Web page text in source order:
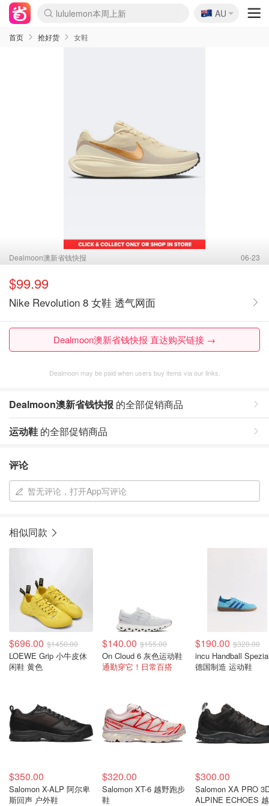
lululemon本周上新
SSENSE年中3折
FreshBeauty好价汇总
Cettire降价+叠9折
Farfetch折上8折
WWS Coles超市实拍
viagogo二手票捡漏
Myer清仓1折起
The Outnet奢牌1折起
David Jones 3折起
Flannels大牌1折
Perfumes Club护肤1折
AMIRO返校季6.2折
Oweek抽奖送Airpods
Amazon折扣汇总
eToro入金$200送$50
Amazon数码好物
ICONIC本周7.5折
ThedoubleF高奢地板价
Moose Knuckles 6折
丝芙兰5折起
EUFY官网3.7折起
Selenichast首饰2折
Trip机票酒店促销
YSL送5件彩妆礼
Amazon家居好物
BIGBANG巡演开票
David Jones时尚3折
Amazon美妆护肤
雅漾大喷$8
过敏原检测盒$33
伊索独家赠50ml沐浴露
科颜氏送高保湿面霜
SEALIFE海洋馆门票6折
丝塔芙大白罐$16
订阅Newsletter送香薰
Cult Beauty 6.8折
Harrods圣诞日历2.3折
LN-CC奢牌私促3折
d'Alba空姐喷雾$16
EVE LOM套装逆天2折
Bernardelli独家4折
Adore Beauty 6折起
CT圣诞日历
Mytheresa奢品2.7折
🇦🇺
AU
首页 抢好货 女鞋
Dealmoon澳新省钱快报 06-23
$99.99
Nike Revolution 8 女鞋 透气网面
Dealmoon澳新省钱快报 直达购买链接 →
Dealmoon may be paid when users buy items via our links.
Dealmoon澳新省钱快报 的全部促销商品
运动鞋 的全部促销商品
评论
暂无评论，打开App写评论
相似同款
$696.00 $1450.00
LOEWE Grip 小牛皮休
闲鞋 黄色
$140.00 $155.00
On Cloud 6 灰色运动鞋
通勤穿它！日常百搭
$190.00 $320.00
incu Handball
德国制造 运动鞋
$350.00
Salomon X-ALP 阿尔卑
斯回声 户外鞋
$320.00
Salomon XT-6 越野跑步
鞋
$300.00
Salomon XA PRO
ALPINE ECHOES